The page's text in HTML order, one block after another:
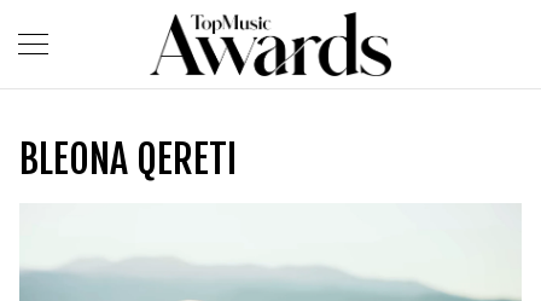
BLEONA QERETI